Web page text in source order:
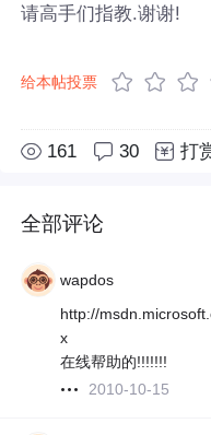
请高手们指教.谢谢!
给本帖投票
161 30 打
全部评论
wapdos
http://
x
在线帮助的!!!!!!!
2010-10-15